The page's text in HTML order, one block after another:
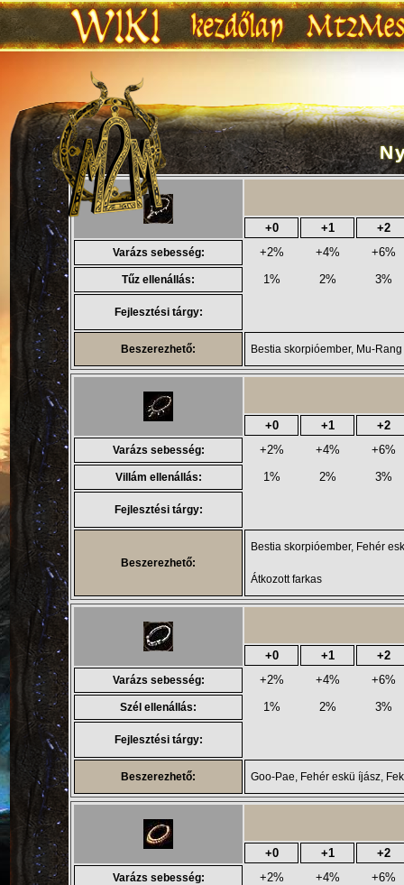
Ugrás:navigáció,keresés
+0 +1 +2
Varázs sebesség: +2% +4% +6%
Tűz ellenállás: 1% 2% 3%
Fejlesztési tárgy:
Beszerezhető: Bestia skorpióember, Mu-Rang
+0 +1 +2
Varázs sebesség: +2% +4% +6%
Villám ellenállás: 1% 2% 3%
Fejlesztési tárgy:
Beszerezhető:
Bestia skorpióember, Fehér
Átkozott farkas
+0 +1 +2
Varázs sebesség: +2% +4% +6%
Szél ellenállás: 1% 2% 3%
Fejlesztési tárgy:
Beszerezhető: Goo-Pae, Fehér eskü íjász,
+0 +1 +2
Varázs sebesség: +2% +4% +6%